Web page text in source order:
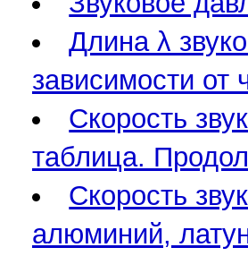
Длина λ
зависимости от
Скорость
таблица.
Скорость
алюминий,